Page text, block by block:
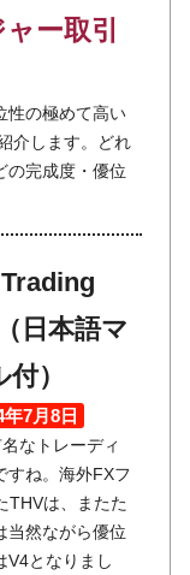
ー取引
性の極めて高い
介します。どれ
の完成度・優位
日本語マ
）
7月8日
なトレーディ
すね。海外FXフ
THVは、またた
当然ながら優位
V4となりまし